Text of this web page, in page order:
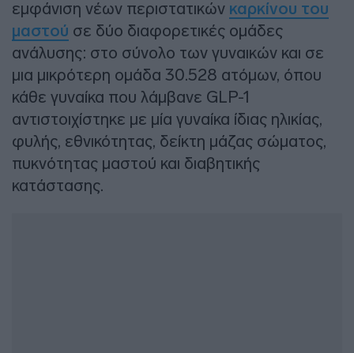
εμφάνιση νέων περιστατικών καρκίνου του
μαστού σε δύο διαφορετικές ομάδες
ανάλυσης: στο σύνολο των γυναικών και σε
μια μικρότερη ομάδα 30.528 ατόμων, όπου
κάθε γυναίκα που λάμβανε GLP-1
αντιστοιχίστηκε με μία γυναίκα ίδιας ηλικίας,
φυλής, εθνικότητας, δείκτη μάζας σώματος,
πυκνότητας μαστού και διαβητικής
κατάστασης.